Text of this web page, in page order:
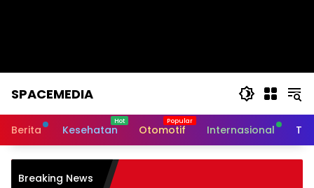
SPACEMEDIA
Berita Kesehatan Otomotif Internasional
Breaking News